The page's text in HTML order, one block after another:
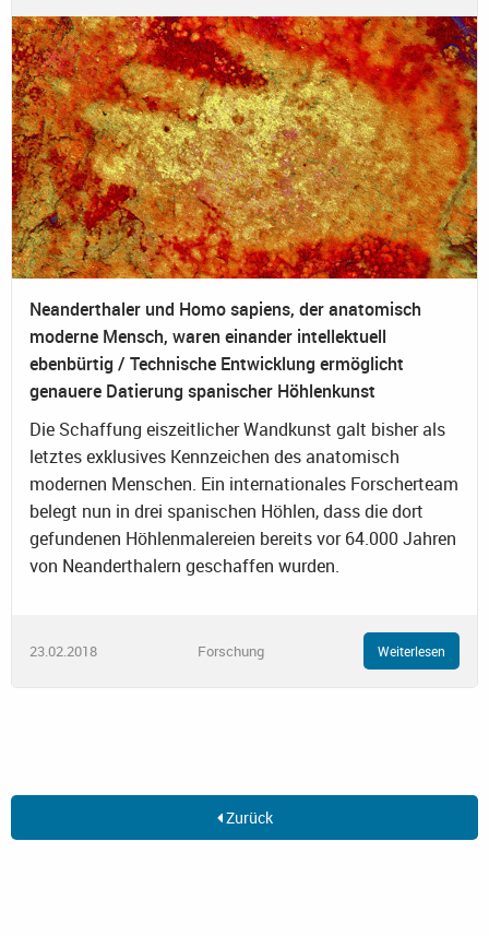
Neanderthaler und Homo sapiens, der anatomisch
moderne Mensch, waren einander intellektuell
ebenbürtig / Technische Entwicklung ermöglicht
genauere Datierung spanischer Höhlenkunst
Die Schaffung eiszeitlicher Wandkunst galt bisher als
letztes exklusives Kennzeichen des anatomisch
modernen Menschen. Ein internationales Forscherteam
belegt nun in drei spanischen Höhlen, dass die dort
gefundenen Höhlenmalereien bereits vor 64.000 Jahren
von Neanderthalern geschaffen wurden.
23.02.2018 Forschung Weiterlesen
Zurück